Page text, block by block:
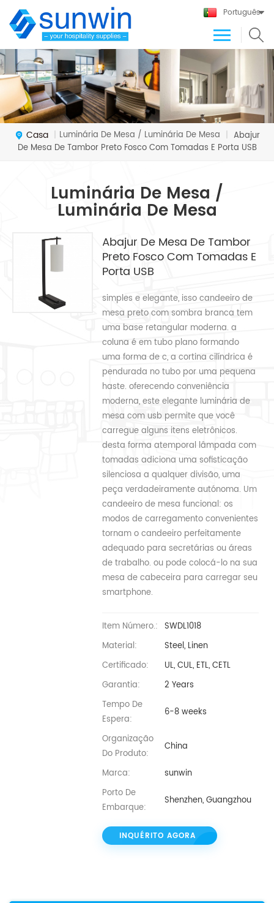
Português
Casa | Luminária De Mesa / Luminária De Mesa | Abajur
De Mesa De Tambor Preto Fosco Com Tomadas E Porta USB
Luminária De Mesa /
Luminária De Mesa
Abajur De Mesa De Tambor
Preto Fosco Com Tomadas E
Porta USB
simples e elegante, isso candeeiro de
mesa preto com sombra branca tem
uma base retangular moderna. a
coluna é em tubo plano formando
uma forma de c, a cortina cilíndrica é
pendurada no tubo por uma pequena
haste. oferecendo conveniência
moderna, este elegante luminária de
mesa com usb permite que você
carregue alguns itens eletrônicos.
desta forma atemporal lâmpada com
tomadas adiciona uma sofisticação
silenciosa a qualquer divisão, uma
peça verdadeiramente autónoma. Um
candeeiro de mesa funcional: os
modos de carregamento convenientes
tornam o candeeiro perfeitamente
adequado para secretárias ou áreas
de trabalho. ou pode colocá-lo na sua
mesa de cabeceira para carregar seu
smartphone.
Item Número.: SWDL1018
Material:
Steel, Linen
Certificado:
UL, CUL, ETL, CETL
Garantia:
2 Years
Tempo De
Espera:
6-8 weeks
Organização
Do Produto:
China
Marca:
sunwin
Porto De
Embarque:
Shenzhen, Guangzhou
INQUÉRITO AGORA